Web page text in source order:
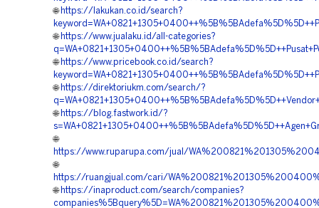
🌐 https://lakukan.co.id/search?
🌐 https://www.jualaku.id/all-categories?
🌐 https://www.pricebook.co.id/search?
🌐 https://direktoriukm.com/search/?
🌐 https://blog.fastwork.id/?
🌐
https://www.ruparupa.com/jual/
🌐
https://ruangjual.com/cari/
🌐 https://inaproduct.com/search/companies?